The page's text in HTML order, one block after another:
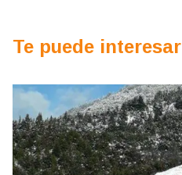
Te puede interesar